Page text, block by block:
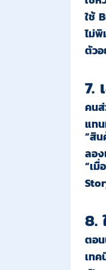
ใช้
ไม่
ตัว
7.
คน
แทน
“สิน
ลอง
“เมื่
8.
ตอ
เท